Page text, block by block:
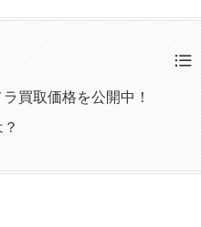
買取価格を公開中！